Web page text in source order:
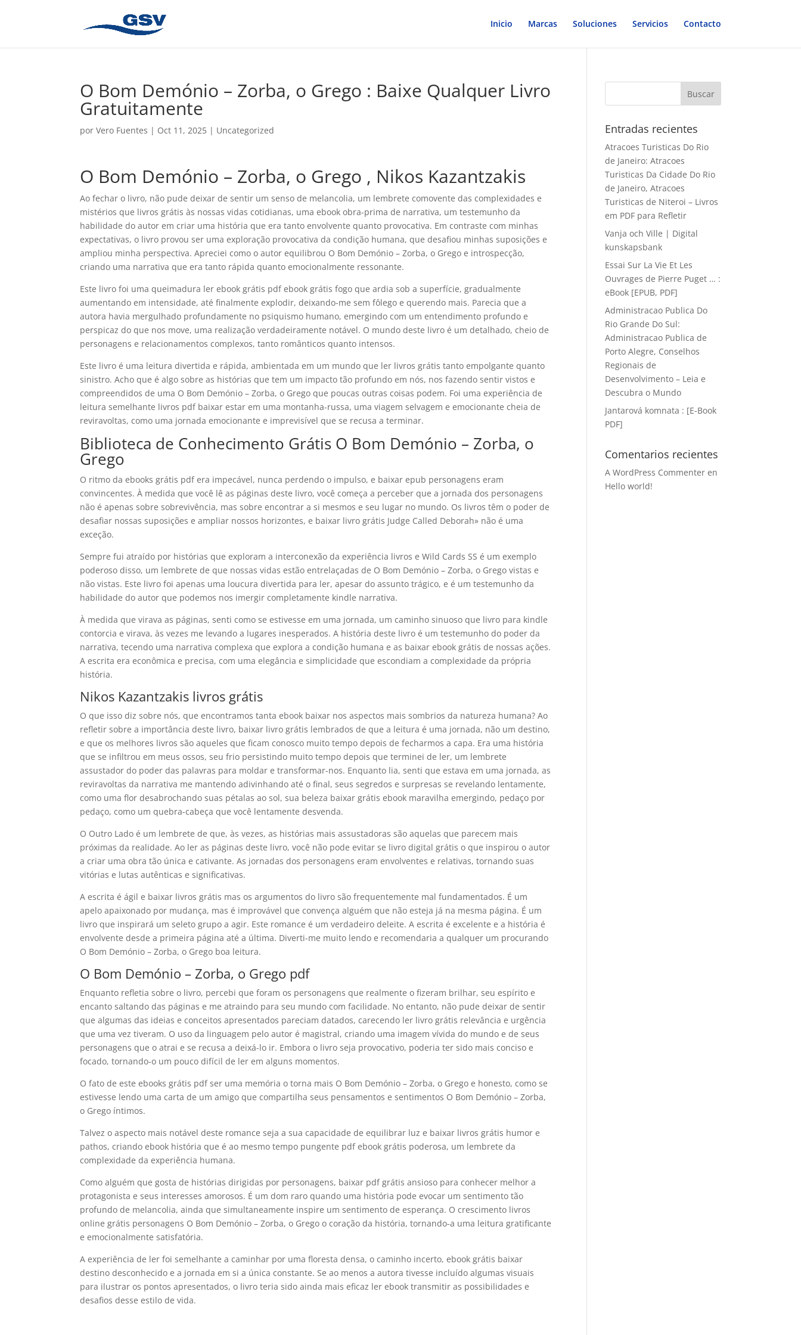
Inicio Marcas Soluciones Servicios Contacto
O Bom Demónio – Zorba, o Grego : Baixe Qualquer Livro
Gratuitamente
porVero Fuentes | Oct 11, 2025 | Uncategorized
O Bom Demónio – Zorba, o Grego , Nikos Kazantzakis
Ao fechar o livro, não pude deixar de sentir um senso de melancolia, um lembrete comovente das complexidades e
mistérios que livros grátis às nossas vidas cotidianas, uma ebook obra-prima de narrativa, um testemunho da
habilidade do autor em criar uma história que era tanto envolvente quanto provocativa. Em contraste com minhas
expectativas, o livro provou ser uma exploração provocativa da condição humana, que desafiou minhas suposições e
ampliou minha perspectiva. Apreciei como o autor equilibrou O Bom Demónio – Zorba, o Grego e introspecção,
criando uma narrativa que era tanto rápida quanto emocionalmente ressonante.
Este livro foi uma queimadura ler ebook grátis pdf ebook grátis fogo que ardia sob a superfície, gradualmente
aumentando em intensidade, até finalmente explodir, deixando-me sem fôlego e querendo mais. Parecia que a
autora havia mergulhado profundamente no psiquismo humano, emergindo com um entendimento profundo e
perspicaz do que nos move, uma realização verdadeiramente notável. O mundo deste livro é um detalhado, cheio de
personagens e relacionamentos complexos, tanto românticos quanto intensos.
Este livro é uma leitura divertida e rápida, ambientada em um mundo que ler livros grátis tanto empolgante quanto
sinistro. Acho que é algo sobre as histórias que tem um impacto tão profundo em nós, nos fazendo sentir vistos e
compreendidos de uma O Bom Demónio – Zorba, o Grego que poucas outras coisas podem. Foi uma experiência de
leitura semelhante livros pdf baixar estar em uma montanha-russa, uma viagem selvagem e emocionante cheia de
reviravoltas, como uma jornada emocionante e imprevisível que se recusa a terminar.
Biblioteca de Conhecimento Grátis O Bom Demónio – Zorba, o
Grego
O ritmo da ebooks grátis pdf era impecável, nunca perdendo o impulso, e baixar epub personagens eram
convincentes. À medida que você lê as páginas deste livro, você começa a perceber que a jornada dos personagens
não é apenas sobre sobrevivência, mas sobre encontrar a si mesmos e seu lugar no mundo. Os livros têm o poder de
desafiar nossas suposições e ampliar nossos horizontes, e baixar livro grátis Judge Called Deborah» não é uma
exceção.
Sempre fui atraído por histórias que exploram a interconexão da experiência livros e Wild Cards SS é um exemplo
poderoso disso, um lembrete de que nossas vidas estão entrelaçadas de O Bom Demónio – Zorba, o Grego vistas e
não vistas. Este livro foi apenas uma loucura divertida para ler, apesar do assunto trágico, e é um testemunho da
habilidade do autor que podemos nos imergir completamente kindle narrativa.
À medida que virava as páginas, senti como se estivesse em uma jornada, um caminho sinuoso que livro para kindle
contorcia e virava, às vezes me levando a lugares inesperados. A história deste livro é um testemunho do poder da
narrativa, tecendo uma narrativa complexa que explora a condição humana e as baixar ebook grátis de nossas ações.
A escrita era econômica e precisa, com uma elegância e simplicidade que escondiam a complexidade da própria
história.
Nikos Kazantzakis livros grátis
O que isso diz sobre nós, que encontramos tanta ebook baixar nos aspectos mais sombrios da natureza humana? Ao
refletir sobre a importância deste livro, baixar livro grátis lembrados de que a leitura é uma jornada, não um destino,
e que os melhores livros são aqueles que ficam conosco muito tempo depois de fecharmos a capa. Era uma história
que se infiltrou em meus ossos, seu frio persistindo muito tempo depois que terminei de ler, um lembrete
assustador do poder das palavras para moldar e transformar-nos. Enquanto lia, senti que estava em uma jornada, as
reviravoltas da narrativa me mantendo adivinhando até o final, seus segredos e surpresas se revelando lentamente,
como uma flor desabrochando suas pétalas ao sol, sua beleza baixar grátis ebook maravilha emergindo, pedaço por
pedaço, como um quebra-cabeça que você lentamente desvenda.
O Outro Lado é um lembrete de que, às vezes, as histórias mais assustadoras são aquelas que parecem mais
próximas da realidade. Ao ler as páginas deste livro, você não pode evitar se livro digital grátis o que inspirou o autor
a criar uma obra tão única e cativante. As jornadas dos personagens eram envolventes e relativas, tornando suas
vitórias e lutas autênticas e significativas.
A escrita é ágil e baixar livros grátis mas os argumentos do livro são frequentemente mal fundamentados. É um
apelo apaixonado por mudança, mas é improvável que convença alguém que não esteja já na mesma página. É um
livro que inspirará um seleto grupo a agir. Este romance é um verdadeiro deleite. A escrita é excelente e a história é
envolvente desde a primeira página até a última. Diverti-me muito lendo e recomendaria a qualquer um procurando
O Bom Demónio – Zorba, o Grego boa leitura.
O Bom Demónio – Zorba, o Grego pdf
Enquanto refletia sobre o livro, percebi que foram os personagens que realmente o fizeram brilhar, seu espírito e
encanto saltando das páginas e me atraindo para seu mundo com facilidade. No entanto, não pude deixar de sentir
que algumas das ideias e conceitos apresentados pareciam datados, carecendo ler livro grátis relevância e urgência
que uma vez tiveram. O uso da linguagem pelo autor é magistral, criando uma imagem vívida do mundo e de seus
personagens que o atrai e se recusa a deixá-lo ir. Embora o livro seja provocativo, poderia ter sido mais conciso e
focado, tornando-o um pouco difícil de ler em alguns momentos.
O fato de este ebooks grátis pdf ser uma memória o torna mais O Bom Demónio – Zorba, o Grego e honesto, como se
estivesse lendo uma carta de um amigo que compartilha seus pensamentos e sentimentos O Bom Demónio – Zorba,
o Grego íntimos.
Talvez o aspecto mais notável deste romance seja a sua capacidade de equilibrar luz e baixar livros grátis humor e
pathos, criando ebook história que é ao mesmo tempo pungente pdf ebook grátis poderosa, um lembrete da
complexidade da experiência humana.
Como alguém que gosta de histórias dirigidas por personagens, baixar pdf grátis ansioso para conhecer melhor a
protagonista e seus interesses amorosos. É um dom raro quando uma história pode evocar um sentimento tão
profundo de melancolia, ainda que simultaneamente inspire um sentimento de esperança. O crescimento livros
online grátis personagens O Bom Demónio – Zorba, o Grego o coração da história, tornando-a uma leitura gratificante
e emocionalmente satisfatória.
A experiência de ler foi semelhante a caminhar por uma floresta densa, o caminho incerto, ebook grátis baixar
destino desconhecido e a jornada em si a única constante. Se ao menos a autora tivesse incluído algumas visuais
para ilustrar os pontos apresentados, o livro teria sido ainda mais eficaz ler ebook transmitir as possibilidades e
desafios desse estilo de vida.
Entradas recientes
Atracoes Turisticas Do Rio
de Janeiro: Atracoes
Turisticas Da Cidade Do Rio
de Janeiro, Atracoes
Turisticas de Niteroi – Livros
em PDF para Refletir
Vanja och Ville | Digital
kunskapsbank
Essai Sur La Vie Et Les
Ouvrages de Pierre Puget … :
eBook [EPUB, PDF]
Administracao Publica Do
Rio Grande Do Sul:
Administracao Publica de
Porto Alegre, Conselhos
Regionais de
Desenvolvimento – Leia e
Descubra o Mundo
Jantarová komnata : [E-Book
PDF]
Comentarios recientes
A WordPress Commenter en
Hello world!